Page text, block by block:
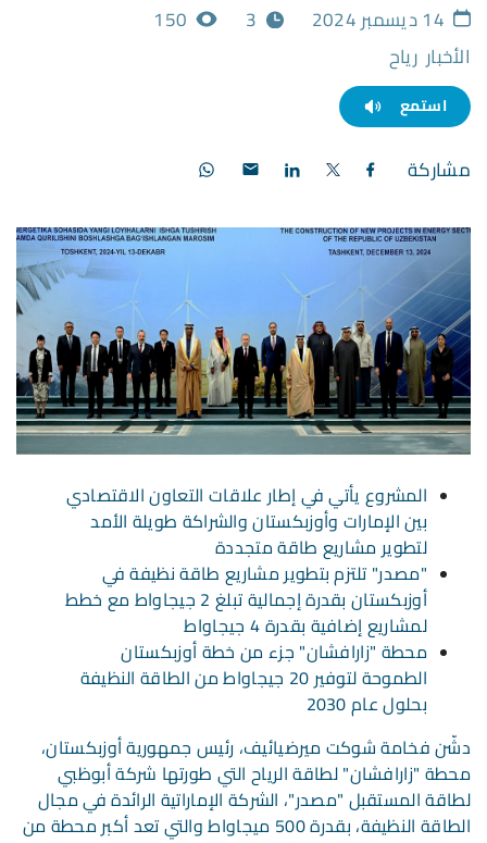
14 ديسمبر 2024 3
150
الأخبار رياح
استمع
مشاركة
المشروع يأتي في إطار علاقات التعاون الاقتصادي
بين الإمارات وأوزبكستان والشراكة طويلة الأمد
لتطوير مشاريع طاقة متجددة
"مصدر" تلتزم بتطوير مشاريع طاقة نظيفة في
أوزبكستان بقدرة إجمالية تبلغ 2 جيجاواط مع خطط
لمشاريع إضافية بقدرة 4 جيجاواط
محطة "زارافشان" جزء من خطة أوزبكستان
الطموحة لتوفير 20 جيجاواط من الطاقة النظيفة
بحلول عام 2030
دشّن فخامة شوكت ميرضيائيف، رئيس جمهورية أوزبكستان،
محطة "زارافشان" لطاقة الرياح التي طورتها شركة أبوظبي
لطاقة المستقبل "مصدر"، الشركة الإماراتية الرائدة في مجال
الطاقة النظيفة، بقدرة 500 ميجاواط والتي تعد أكبر محطة من